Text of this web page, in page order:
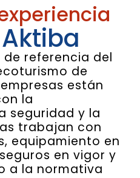
referencia del
de
están
la
seguridad y la
trabajan con
equipamiento en
en vigor y
a la normativa